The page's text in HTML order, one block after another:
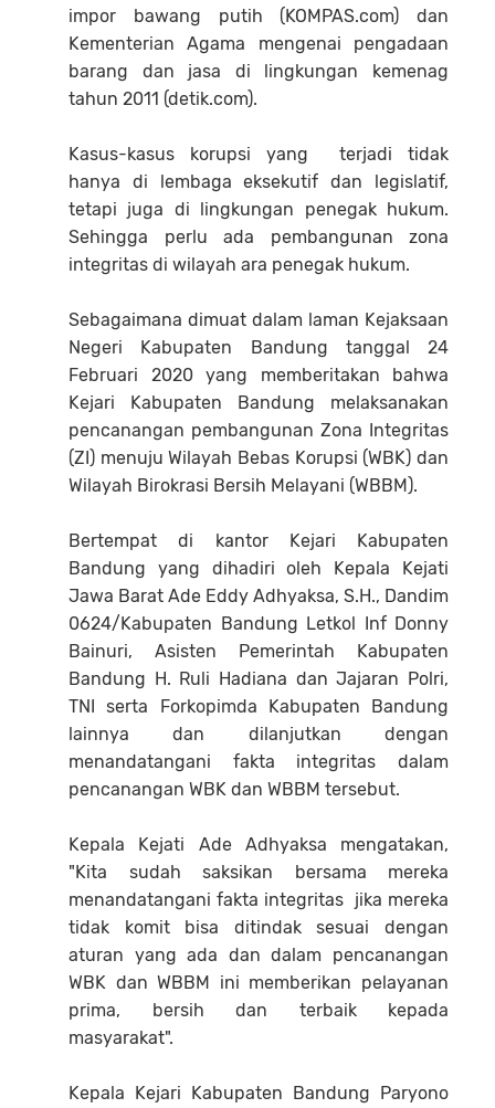
impor bawang putih (KOMPAS.com) dan
Kementerian Agama mengenai pengadaan
barang dan jasa di lingkungan kemenag
tahun 2011 (detik.com).
Kasus-kasus korupsi yang terjadi tidak
hanya di lembaga eksekutif dan legislatif,
tetapi juga di lingkungan penegak hukum.
Sehingga perlu ada pembangunan zona
integritas di wilayah ara penegak hukum.
Sebagaimana dimuat dalam laman Kejaksaan
Negeri Kabupaten Bandung tanggal 24
Februari 2020 yang memberitakan bahwa
Kejari Kabupaten Bandung melaksanakan
pencanangan pembangunan Zona Integritas
(ZI) menuju Wilayah Bebas Korupsi (WBK) dan
Wilayah Birokrasi Bersih Melayani (WBBM).
Bertempat di kantor Kejari Kabupaten
Bandung yang dihadiri oleh Kepala Kejati
Jawa Barat Ade Eddy Adhyaksa, S.H., Dandim
0624/Kabupaten Bandung Letkol Inf Donny
Bainuri, Asisten Pemerintah Kabupaten
Bandung H. Ruli Hadiana dan Jajaran Polri,
TNI serta Forkopimda Kabupaten Bandung
lainnya dan dilanjutkan dengan
menandatangani fakta integritas dalam
pencanangan WBK dan WBBM tersebut.
Kepala Kejati Ade Adhyaksa mengatakan,
"Kita sudah saksikan bersama mereka
menandatangani fakta integritas jika mereka
tidak komit bisa ditindak sesuai dengan
aturan yang ada dan dalam pencanangan
WBK dan WBBM ini memberikan pelayanan
prima, bersih dan terbaik kepada
masyarakat".
Kepala Kejari Kabupaten Bandung Paryono